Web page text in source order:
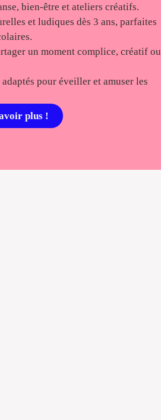
bien-être et ateliers créatifs.
et ludiques dès 3 ans, parfaites
un moment complice, créatif ou
pour éveiller et amuser les
plus !